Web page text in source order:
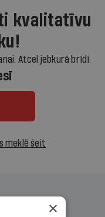
kvalitatīvu
Atcel jebkurā brīdī.
meklē šeit
×